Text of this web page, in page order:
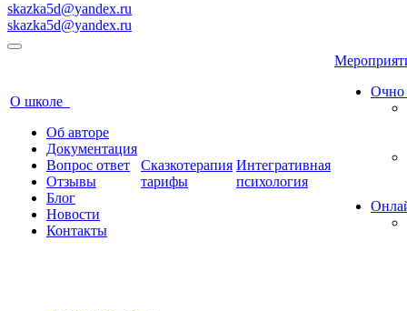
skazka5d@yandex.ru
skazka5d@yandex.ru
О школе
Об авторе
Документация
Вопрос ответ
Отзывы
Блог
Новости
Контакты
Сказкотерапия
тарифы
Интегративная
психология